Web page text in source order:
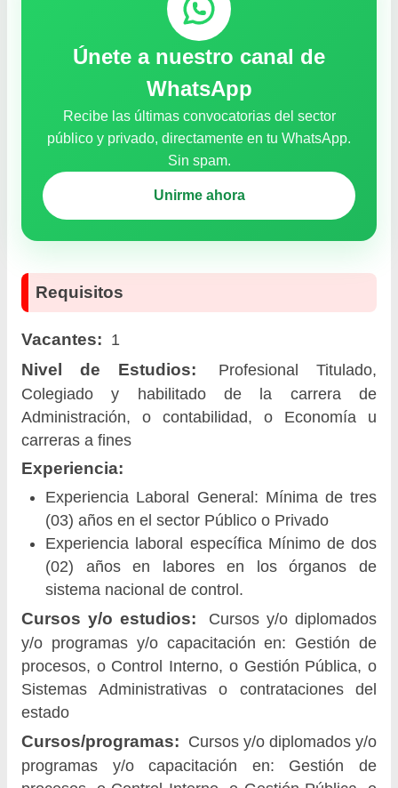
Únete a nuestro canal de
WhatsApp
Recibe las últimas convocatorias del sector
público y privado, directamente en tu WhatsApp.
Sin spam.
Unirme ahora
Requisitos
Vacantes: 1
Nivel de Estudios:
Profesional Titulado,
Colegiado y habilitado de la carrera de
Administración, o contabilidad, o Economía u
carreras a fines
Experiencia:
Experiencia Laboral General: Mínima de tres
(03) años en el sector Público o Privado
Experiencia laboral específica Mínimo de dos
(02) años en labores en los órganos de
sistema nacional de control.
Cursos y/o estudios:
Cursos y/o diplomados
y/o programas y/o capacitación en: Gestión de
procesos, o Control Interno, o Gestión Pública, o
Sistemas Administrativas o contrataciones del
estado
Cursos/programas: Cursos y/o diplomados y/o
programas y/o capacitación en: Gestión de